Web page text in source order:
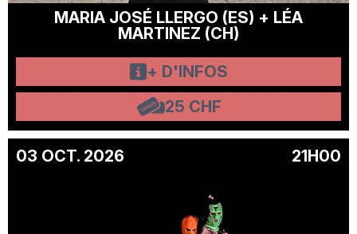
MARIA JOSÉ LLERGO (ES) + LÉA
MARTINEZ (CH)
+ D'INFOS
25 CHF
03 OCT. 2026 21H00